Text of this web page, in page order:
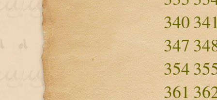
340
347
354
361